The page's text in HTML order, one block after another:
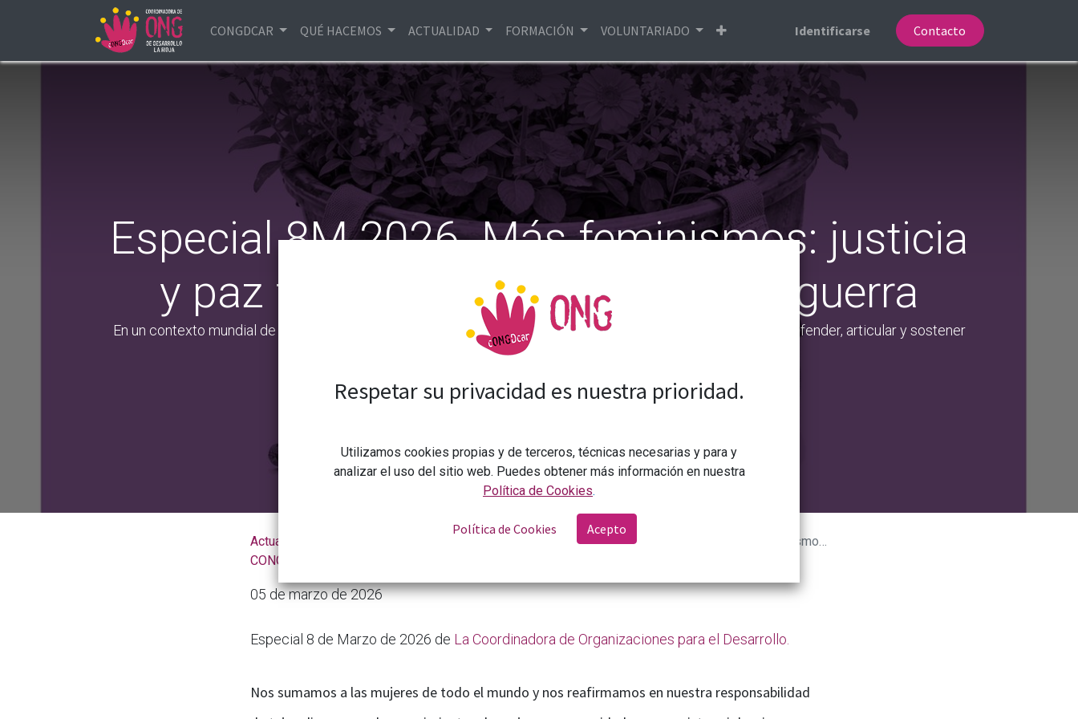
CONGDCAR QUÉ HACEMOS ACTUALIDAD FORMACIÓN VOLUNTARIADO Identificarse Contacto
Especial 8M 2026. Más feminismos: justicia
y paz frente al autoritarismo y la guerra
En un contexto mundial de creciente militarización y conflictos, queremos reafirmar nuestro compromiso de defender, articular y sostener
todas las formas de vida.
Actualidad de la
CONGDCAR
Especial 8M 2026. Más feminismos: justicia y paz frente al autoritarismo y la guerra
05 de marzo de 2026
Especial 8 de Marzo de 2026 de La Coordinadora de Organizaciones para el Desarrollo.
Nos sumamos a las mujeres de todo el mundo y nos reafirmamos en nuestra responsabilidad
Respetar su privacidad es nuestra prioridad.
Utilizamos cookies propias y de terceros, técnicas necesarias y para y
analizar el uso del sitio web. Puedes obtener más información en nuestra
Política de Cookies.
Política de Cookies Acepto